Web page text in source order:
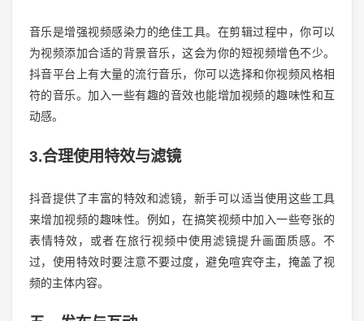
音乐是增强视频感染力的绝佳工具。在剪辑过程中，你可以
为视频添加合适的背景音乐，这会为你的短视频增色不少。
抖音平台上有大量的流行音乐，你可以选择和你视频风格相
符的音乐。加入一些有趣的音效也能增加视频的趣味性和互
动感。
3.合理使用特效与滤镜
抖音提供了丰富的特效和滤镜，新手可以适当使用这些工具
来增加视频的趣味性。例如，在搞笑视频中加入一些夸张的
表情特效，或者在旅行视频中使用滤镜提升画面质感。不
过，使用特效时要注意不要过度，避免喧宾夺主，掩盖了视
频的主体内容。